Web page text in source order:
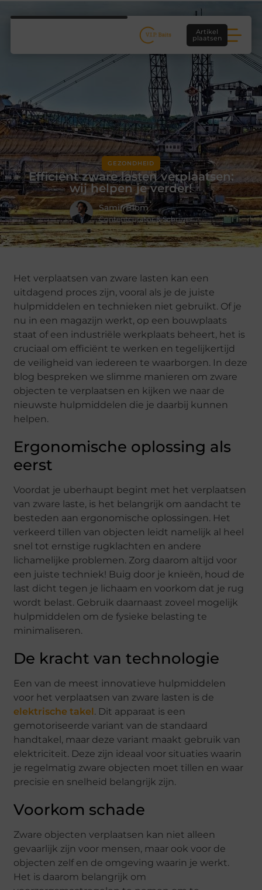
Artikel
plaatsen
GEZONDHEID
Efficiënt zware lasten verplaatsen:
wij helpen je verder!
Samir Blom
Contentcurator & Schrijver
Het verplaatsen van zware lasten kan een
uitdagend proces zijn, vooral als je de juiste
hulpmiddelen en technieken niet gebruikt. Of je
nu in een magazijn werkt, op een bouwplaats
staat of een industriële werkplaats beheert, het is
cruciaal om efficiënt te werken en tegelijkertijd
de veiligheid van iedereen te waarborgen. In deze
blog bespreken we slimme manieren om zware
objecten te verplaatsen en kijken we naar de
nieuwste hulpmiddelen die je daarbij kunnen
helpen.
Ergonomische oplossing als
eerst
Voordat je uberhaupt begint met het verplaatsen
van zware laste, is het belangrijk om aandacht te
besteden aan ergonomische oplossingen. Het
verkeerd tillen van objecten leidt namelijk al heel
snel tot ernstige rugklachten en andere
lichamelijke problemen. Zorg daarom altijd voor
een juiste techniek! Buig door je knieën, houd de
last dicht tegen je lichaam en voorkom dat je rug
wordt belast. Gebruik daarnaast zoveel mogelijk
hulpmiddelen om de fysieke belasting te
minimaliseren.
De kracht van technologie
Een van de meest innovatieve hulpmiddelen
voor het verplaatsen van zware lasten is de
elektrische takel. Dit apparaat is een
gemotoriseerde variant van de standaard
handtakel, maar deze variant maakt gebruik van
elektriciteit. Deze zijn ideaal voor situaties waarin
je regelmatig zware objecten moet tillen en waar
precisie en snelheid belangrijk zijn.
Voorkom schade
Zware objecten verplaatsen kan niet alleen
gevaarlijk zijn voor mensen, maar ook voor de
objecten zelf en de omgeving waarin je werkt.
Het is daarom belangrijk om